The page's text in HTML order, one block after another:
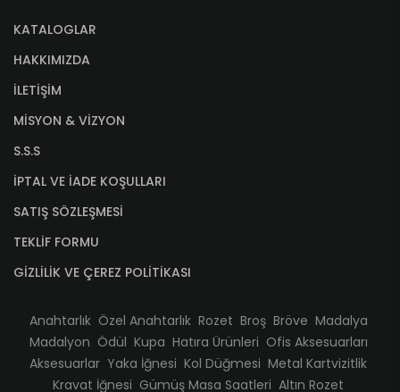
KATALOGLAR
HAKKIMIZDA
İLETİŞİM
MİSYON & VİZYON
S.S.S
İPTAL VE İADE KOŞULLARI
SATIŞ SÖZLEŞMESİ
TEKLİF FORMU
GİZLİLİK VE ÇEREZ POLİTİKASI
Anahtarlık Özel Anahtarlık Rozet Broş Bröve Madalya
Madalyon Ödül Kupa Hatıra Ürünleri Ofis Aksesuarları
Aksesuarlar Yaka İğnesi Kol Düğmesi Metal Kartvizitlik
Kravat İğnesi Gümüş Masa Saatleri Altın Rozet